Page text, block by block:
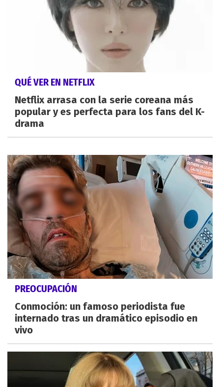
QUÉ VER EN NETFLIX
Netflix arrasa con la serie coreana más
popular y es perfecta para los fans del K-
drama
PREOCUPACIÓN
Conmoción: un famoso periodista fue
internado tras un dramático episodio en
vivo